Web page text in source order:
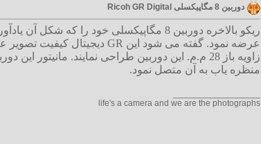
دوربین 8 مگاپیکسلی Ricoh GR Digital
منظره یاب به آن متصل نمود.
life's a camera and we are the photographs